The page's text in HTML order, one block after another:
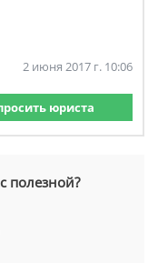
2 июня 2017 г. 10:06
юриста
полезной?